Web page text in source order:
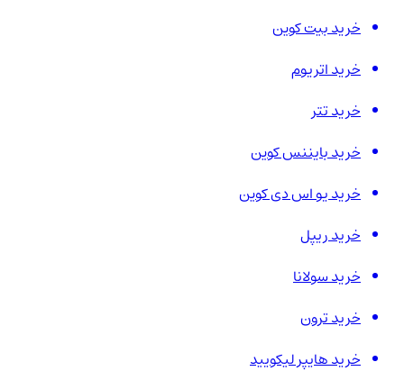
خرید بیت کوین
خرید اتریوم
خرید تتر
خرید بایننس کوین
خرید یو اس دی کوین
خرید ریپل
خرید سولانا
خرید ترون
خرید هایپر لیکویید